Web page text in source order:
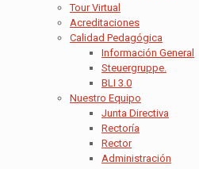
Tour Virtual
Acreditaciones
Calidad Pedagógica
Información General
Steuergruppe.
BLI 3.0
Nuestro Equipo
Junta Directiva
Rectoría
Rector
Administración